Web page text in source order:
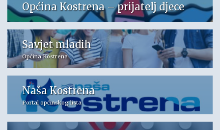
Općina Kostrena – prijatelj djece
Savjet mladih
Općina Kostrena
Naša Kostrena
Portal općinskog lista